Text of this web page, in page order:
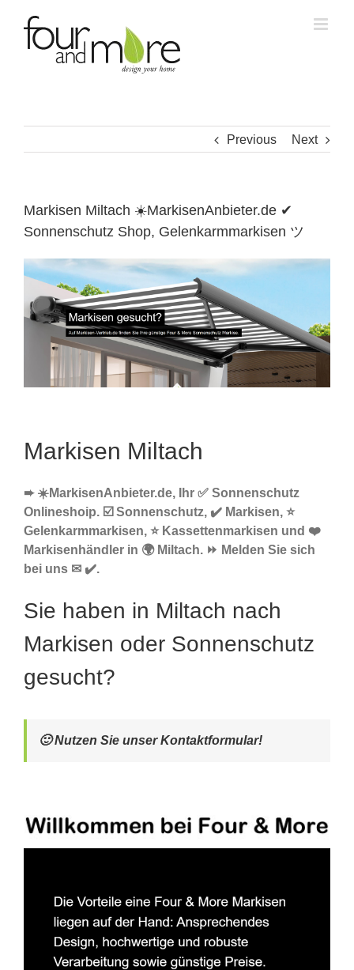
content
Previous Next
Markisen Miltach ☀️MarkisenAnbieter.de ✔
Sonnenschutz Shop, Gelenkarmmarkisen ツ
Markisen Miltach
➨ ☀️MarkisenAnbieter.de, Ihr ✅ Sonnenschutz
Onlineshoip. ☑️ Sonnenschutz, ✔️ Markisen, ⭐
Gelenkarmmarkisen, ⭐ Kassettenmarkisen und ❤️
Markisenhändler in 🌍 Miltach. ⏩ Melden Sie sich
bei uns ✉ ✔️.
Sie haben in Miltach nach
Markisen oder Sonnenschutz
gesucht?
🙂 Nutzen Sie unser Kontaktformular!